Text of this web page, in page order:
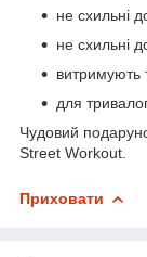
не схильні
не схильні
витримують
для
Чудовий
Street Workout.
Приховати